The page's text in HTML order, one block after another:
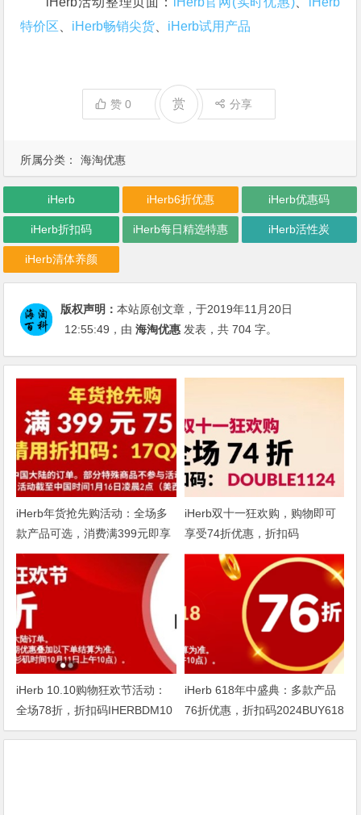
所属分类： 海淘优惠
特价区
iHerb畅销尖货 iHerb试用产品
赞0 赏 分享
iHerb iHerb6折优惠 iHerb优惠码
iHerb折扣码 iHerb每日精选特惠 iHerb活性炭
iHerb清体养颜
版权声明：本站原创文章，于2019年11月20日
12:55:49 ，由海淘优惠 发表，共 704 字。
iHerb年货抢先购活动：全场多
款产品可选，消费满399元即享
75折
iHerb双十一狂欢购，购物即可
享受74折优惠，折扣码
DOUBLE1124
iHerb 10.10购物狂欢节活动：
全场78折，折扣码IHERBDM10
iHerb 618年中盛典：多款产品
76折优惠，折扣码2024BUY618